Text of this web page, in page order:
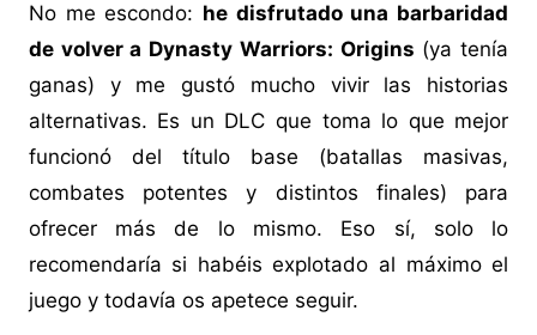
No me escondo: he disfrutado una barbaridad
de volver a Dynasty Warriors: Origins (ya tenía
ganas) y me gustó mucho vivir las historias
alternativas. Es un DLC que toma lo que mejor
funcionó del título base (batallas masivas,
combates potentes y distintos finales) para
ofrecer más de lo mismo. Eso sí, solo lo
recomendaría si habéis explotado al máximo el
juego y todavía os apetece seguir.